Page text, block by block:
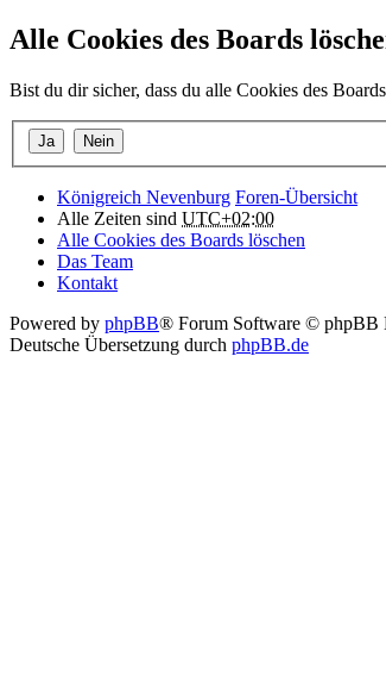
Alle Cookies des Boards
Bist du dir sicher, dass du alle Cookies des
Königreich Nevenburg Foren-Übersicht
Alle Zeiten sind UTC+02:00
Alle Cookies des Boards löschen
Das Team
Kontakt
Powered by phpBB® Forum Software © phpBB
Deutsche Übersetzung durch phpBB.de